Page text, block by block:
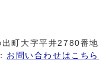
町大字平井2780番地
お問い合わせはこちら